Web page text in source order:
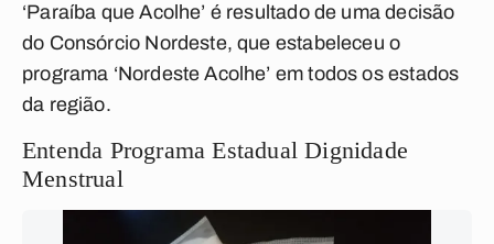
‘Paraíba que Acolhe’ é resultado de uma decisão
do Consórcio Nordeste, que estabeleceu o
programa ‘Nordeste Acolhe’ em todos os estados
da região.
Entenda Programa Estadual Dignidade
Menstrual